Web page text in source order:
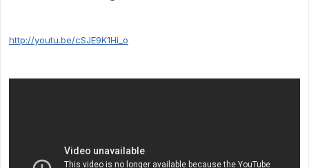
http://youtu.be/cSJE9K1Hi_o